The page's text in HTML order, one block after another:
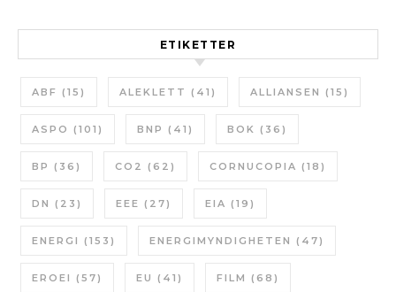
ETIKETTER
ABF (15) ALEKLETT (41) ALLIANSEN (15)
ASPO (101) BNP (41) BOK (36)
BP (36) CO2 (62) CORNUCOPIA (18)
DN (23) EEE (27) EIA (19)
ENERGI (153) ENERGIMYNDIGHETEN (47)
EROEI (57) EU (41) FILM (68)